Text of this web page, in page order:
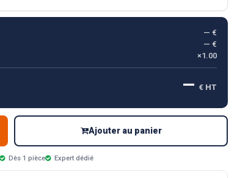
— €
— €
×1.00
— € HT
Ajouter au panier
Dès 1 pièce Expert dédié